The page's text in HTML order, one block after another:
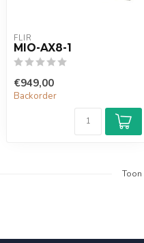
FLIR
MIO-AX8-1
€949,00
Backorder
Toon